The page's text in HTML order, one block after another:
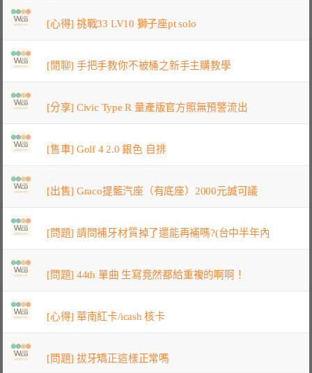
[心得] 挑戰33 LV10 獅子座pt solo
[閒聊] 手把手教你不被桶之新手主購教學
[分享] Civic Type R 量產版官方照無預警流出
[售車] Golf 4 2.0 銀色 自排
[出售] Graco提籃汽座（有底座）2000元誠可議
[問題] 請問補牙材質掉了還能再補嗎?(台中半年內
[問題] 44th 單曲 生寫竟然都給重複的啊啊！
[心得] 華南紅卡/icash 核卡
[問題] 拔牙矯正這樣正常嗎